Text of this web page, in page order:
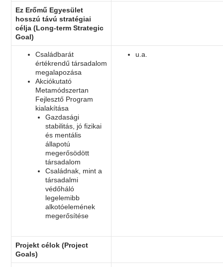
Ez Erőmű Egyesület
hosszú távú stratégiai
célja (Long-term Strategic
Goal)
Családbarát
értékrendű társadalom
megalapozása
Akciókutató
Metamódszertan
Fejlesztő Program
kialakítása
Gazdasági
stabilitás, jó fizikai
és mentális
állapotú
megerősödött
társadalom
Családnak, mint a
társadalmi
védőháló
legelemibb
alkotóelemének
megerősítése
u.a.
Projekt célok (Project
Goals)